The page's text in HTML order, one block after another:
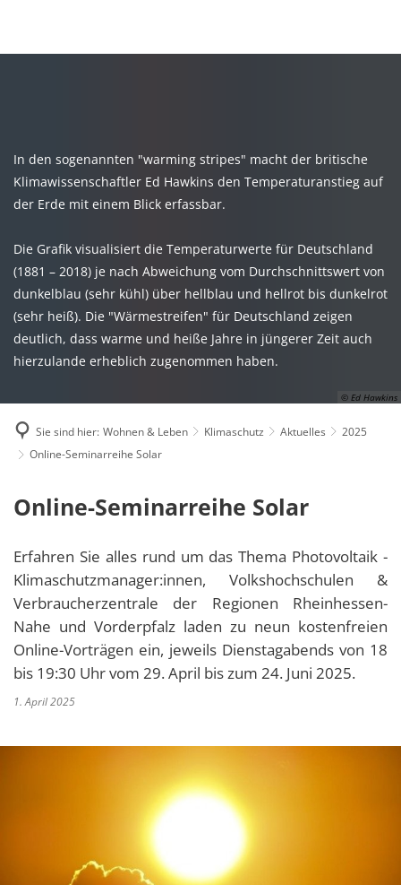
© Ed Hawkins
In den sogenannten "warming stripes" macht der britische
Klimawissenschaftler Ed Hawkins den Temperaturanstieg auf
der Erde mit einem Blick erfassbar.
Die Grafik visualisiert die Temperaturwerte für Deutschland
(1881 – 2018) je nach Abweichung vom Durchschnittswert von
dunkelblau (sehr kühl) über hellblau und hellrot bis dunkelrot
(sehr heiß). Die "Wärmestreifen" für Deutschland zeigen
deutlich, dass warme und heiße Jahre in jüngerer Zeit auch
hierzulande erheblich zugenommen haben.
Sie sind hier: Wohnen & Leben Klimaschutz Aktuelles
2025
Online-Seminarreihe Solar
Online-Seminarreihe Solar
Erfahren Sie alles rund um das Thema Photovoltaik -
Klimaschutzmanager:innen, Volkshochschulen &
Verbraucherzentrale der Regionen Rheinhessen-
Nahe und Vorderpfalz laden zu neun kostenfreien
Online-Vorträgen ein, jeweils Dienstagabends von 18
bis 19:30 Uhr vom 29. April bis zum 24. Juni 2025.
1. April 2025